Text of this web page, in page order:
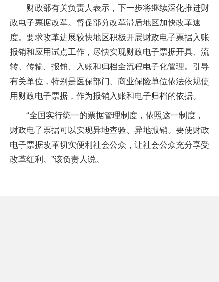
财政部有关负责人表示，下一步将继续深化推进财
政电子票据改革。督促部分改革滞后地区加快改革速
度。要求改革进展较快地区积极开展财政电子票据入账
报销和应用试点工作，尽快实现财政电子票据开具、流
转、传输、报销、入账和归档全流程电子化管理。引导
有关单位，特别是医保部门、商业保险单位依法依规使
用财政电子票据，作为报销入账和电子归档的依据。
“全国实行统一的票据管理制度，依照这一制度，
财政电子票据可以实现异地查验、异地报销。要使财政
电子票据改革切实便利社会公众，让社会公众充分享受
改革红利。”该负责人说。